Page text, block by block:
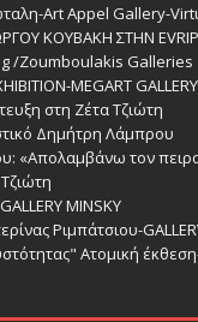
Art Appel Gallery-
ΚΟΥΒΑΚΗ ΣΤΗΝ
/Zoumboulakis Galleries
MEGART GALLERY
στη Ζέτα Τζιώτη
Δημήτρη Λάμπρου
«Απολαμβάνω τον
MINSKY
Ριμπάτσιου-
Ατομική